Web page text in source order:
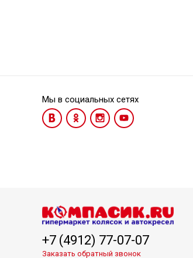
Мы в социальных сетях
+7 (4912) 77-07-07
Заказать обратный звонок